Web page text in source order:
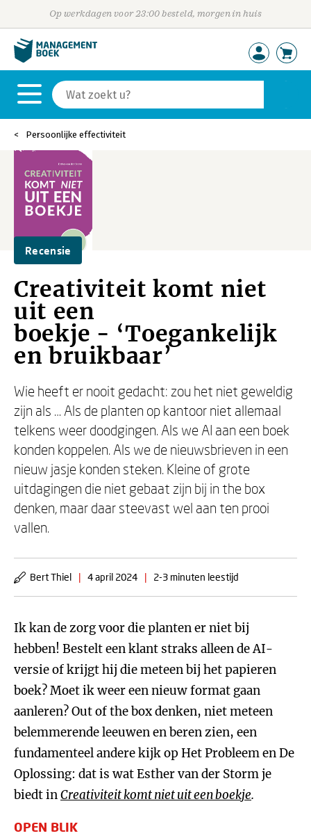
Op werkdagen voor 23:00 besteld, morgen in huis
Persoonlijke effectiviteit
Recensie
Creativiteit komt niet
uit een
boekje - ‘Toegankelijk
en bruikbaar’
Wie heeft er nooit gedacht: zou het niet geweldig
zijn als … Als de planten op kantoor niet allemaal
telkens weer doodgingen. Als we AI aan een boek
konden koppelen. Als we de nieuwsbrieven in een
nieuw jasje konden steken. Kleine of grote
uitdagingen die niet gebaat zijn bij in the box
denken, maar daar steevast wel aan ten prooi
vallen.
Bert Thiel | 4 april 2024 | 2-3 minuten leestijd
Ik kan de zorg voor die planten er niet bij
hebben! Bestelt een klant straks alleen de AI-
versie of krijgt hij die meteen bij het papieren
boek? Moet ik weer een nieuw format gaan
aanleren? Out of the box denken, niet meteen
belemmerende leeuwen en beren zien, een
fundamenteel andere kijk op Het Probleem en De
Oplossing: dat is wat Esther van der Storm je
biedt inCreativiteit komt niet uit een boekje.
OPEN BLIK